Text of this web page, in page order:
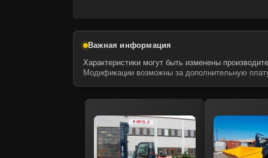
Важная информация
Характеристики могут быть изменены
Модификации возможны за дополнительную